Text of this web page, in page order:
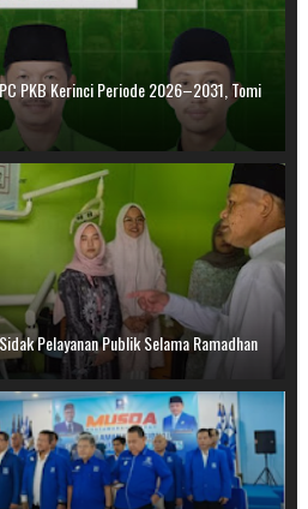
PKB Kerinci Periode 2026–2031, Tomi
Pelayanan Publik Selama Ramadhan